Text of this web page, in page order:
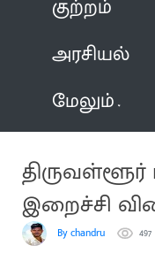
குற்றம்
அரசியல்
மேலும்
இறைச்சி
By chandru 497